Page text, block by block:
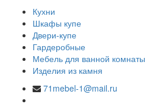
Кухни
Шкафы купе
Двери-купе
Гардеробные
Мебель для ванной комнаты
Изделия из камня
71mebel-1@mail.ru